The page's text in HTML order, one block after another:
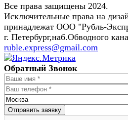
Все права защищены 2024.
Исключительные права на
принадлежат ООО "Рубль-
г. Петербург,наб.Обводного
ruble.express@gmail.com
Обратный Звонок